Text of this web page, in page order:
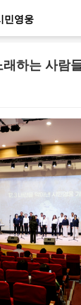
민영웅
하는 사람